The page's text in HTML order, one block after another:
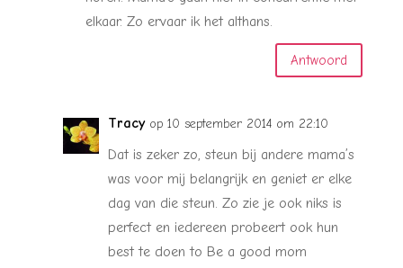
elkaar. Zo ervaar ik het althans.
Antwoord
Tracy op 10 september 2014 om 22:10
Dat is zeker zo, steun bij andere mama’s
was voor mij belangrijk en geniet er elke
dag van die steun. Zo zie je ook niks is
perfect en iedereen probeert ook hun
best te doen to Be a good mom